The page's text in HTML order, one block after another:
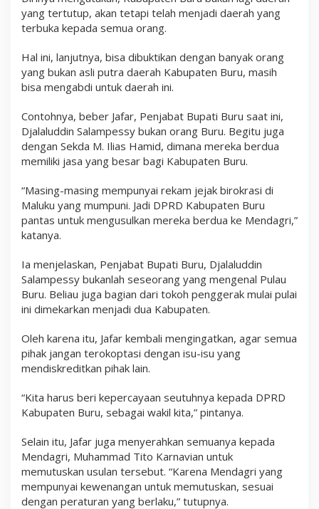
yang tertutup, akan tetapi telah menjadi daerah yang
terbuka kepada semua orang.
Hal ini, lanjutnya, bisa dibuktikan dengan banyak orang
yang bukan asli putra daerah Kabupaten Buru, masih
bisa mengabdi untuk daerah ini.
Contohnya, beber Jafar, Penjabat Bupati Buru saat ini,
Djalaluddin Salampessy bukan orang Buru. Begitu juga
dengan Sekda M. Ilias Hamid, dimana mereka berdua
memiliki jasa yang besar bagi Kabupaten Buru.
“Masing-masing mempunyai rekam jejak birokrasi di
Maluku yang mumpuni. Jadi DPRD Kabupaten Buru
pantas untuk mengusulkan mereka berdua ke Mendagri,”
katanya.
Ia menjelaskan, Penjabat Bupati Buru, Djalaluddin
Salampessy bukanlah seseorang yang mengenal Pulau
Buru. Beliau juga bagian dari tokoh penggerak mulai pulai
ini dimekarkan menjadi dua Kabupaten.
Oleh karena itu, Jafar kembali mengingatkan, agar semua
pihak jangan terokoptasi dengan isu-isu yang
mendiskreditkan pihak lain.
“Kita harus beri kepercayaan seutuhnya kepada DPRD
Kabupaten Buru, sebagai wakil kita,” pintanya.
Selain itu, Jafar juga menyerahkan semuanya kepada
Mendagri, Muhammad Tito Karnavian untuk
memutuskan usulan tersebut. “Karena Mendagri yang
mempunyai kewenangan untuk memutuskan, sesuai
dengan peraturan yang berlaku,” tutupnya.